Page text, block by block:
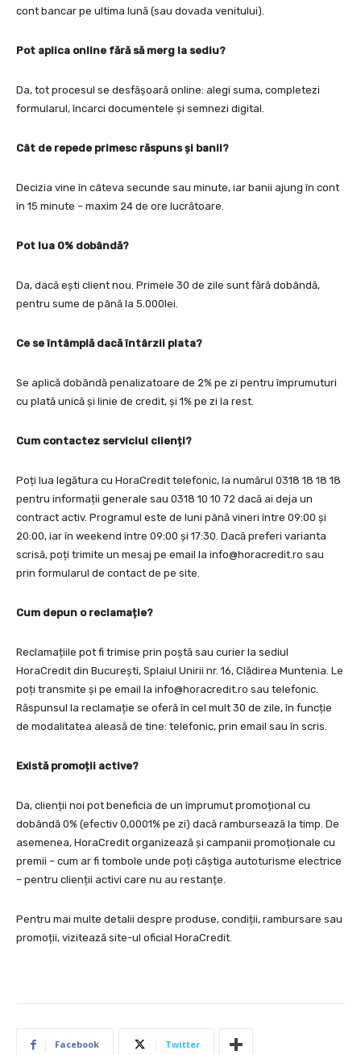
cont bancar pe ultima lună (sau dovada venitului).
Pot aplica online fără să merg la sediu?
Da, tot procesul se desfășoară online: alegi suma, completezi
formularul, încarci documentele și semnezi digital.
Cât de repede primesc răspuns și banii?
Decizia vine în câteva secunde sau minute, iar banii ajung în cont
în 15 minute – maxim 24 de ore lucrătoare.
Pot lua 0% dobândă?
Da, dacă ești client nou. Primele 30 de zile sunt fără dobândă,
pentru sume de până la 5.000lei.
Ce se întâmplă dacă întârzii plata?
Se aplică dobândă penalizatoare de 2% pe zi pentru împrumuturi
cu plată unică și linie de credit, și 1% pe zi la rest.
Cum contactez serviciul clienți?
Poți lua legătura cu HoraCredit telefonic, la numărul 0318 18 18 18
pentru informații generale sau 0318 10 10 72 dacă ai deja un
contract activ. Programul este de luni până vineri între 09:00 și
20:00, iar în weekend între 09:00 și 17:30. Dacă preferi varianta
scrisă, poți trimite un mesaj pe email la info@horacredit.ro sau
prin formularul de contact de pe site.
Cum depun o reclamație?
Reclamațiile pot fi trimise prin poștă sau curier la sediul
HoraCredit din București, Splaiul Unirii nr. 16, Clădirea Muntenia. Le
poți transmite și pe email la info@horacredit.ro sau telefonic.
Răspunsul la reclamație se oferă în cel mult 30 de zile, în funcție
de modalitatea aleasă de tine: telefonic, prin email sau în scris.
Există promoții active?
Da, clienții noi pot beneficia de un împrumut promoțional cu
dobândă 0% (efectiv 0,0001% pe zi) dacă rambursează la timp. De
asemenea, HoraCredit organizează și campanii promoționale cu
premii – cum ar fi tombole unde poți câștiga autoturisme electrice
– pentru clienții activi care nu au restanțe.
Pentru mai multe detalii despre produse, condiții, rambursare sau
promoții, vizitează site-ul oficial HoraCredit.
Facebook Twitter